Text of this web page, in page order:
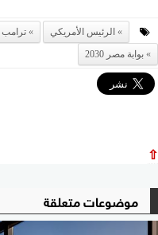
الرئيس الأمريكي ترامب
بوابة مصر 2030
⇧
موضوعات متعلقة